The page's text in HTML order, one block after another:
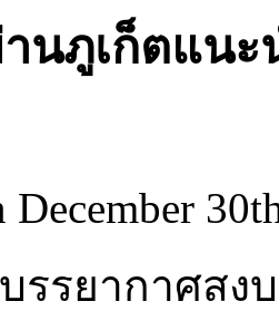
นภูเก็ตแน
December
บรรยากาศส